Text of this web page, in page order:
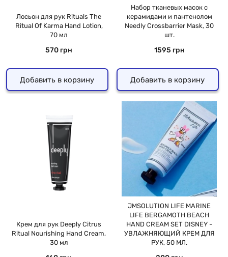
Лосьон для рук Rituals The
Ritual Of Karma Hand Lotion,
70 мл
570 грн
Добавить в корзину
Набор тканевых масок с
керамидами и пантенолом
Needly Crossbarrier Mask, 30
шт.
1595 грн
Добавить в корзину
Крем для рук Deeply Citrus
Ritual Nourishing Hand Cream,
30 мл
JMSOLUTION LIFE MARINE
LIFE BERGAMOTH BEACH
HAND CREAM SET DISNEY -
УВЛАЖНЯЮЩИЙ КРЕМ ДЛЯ
РУК, 50 МЛ.